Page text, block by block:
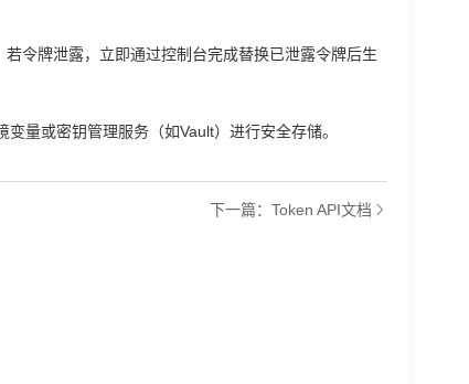
令牌泄露，立即通过控制台完成替换已泄露令牌后生
量或密钥管理服务（如Vault）进行安全存储。
下一篇：Token API文档